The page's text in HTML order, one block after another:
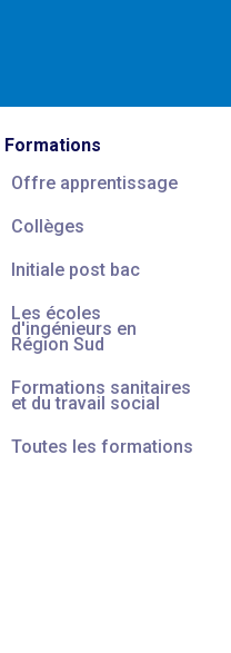
Formations
Offre apprentissage
Collèges
Initiale post bac
Les écoles
d'ingénieurs en
Région Sud
Formations sanitaires
et du travail social
Toutes les formations